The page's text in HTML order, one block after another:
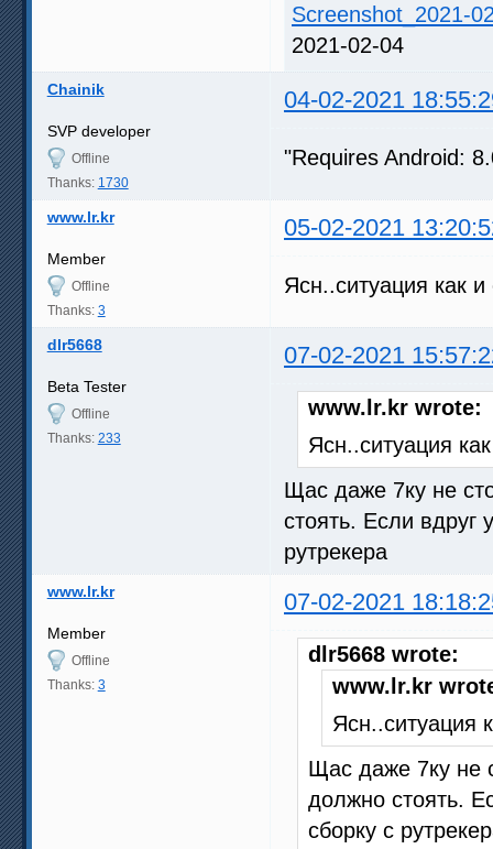
Screenshot_2021-
2021-02-04
Chainik 04-02-2021
SVP developer
Offline
Thanks: 1730
"Requires Android:
www.lr.kr 05-02-2021
Member
Offline
Thanks: 3
Ясн..ситуация как и
dlr5668 07-02-2021
Beta Tester
Offline
Thanks: 233
www.lr.kr wrote:
Ясн..ситуация
Щас даже 7ку не
стоять. Если вдруг
рутрекера
www.lr.kr 07-02-2021
Member
Offline
Thanks: 3
dlr5668 wrote:
www.lr.kr
Ясн..ситуация
Щас даже 7ку не
должно стоять.
сборку с